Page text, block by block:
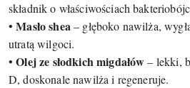
składnik o właściwościach
•Masło shea– głęboko nawilża,
utratą wilgoci.
•Olej ze słodkich migdałów– lekki,
D, doskonale nawilża i regeneruje.